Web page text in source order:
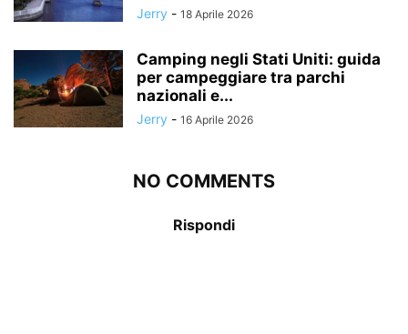
Jerry - 18 Aprile 2026
Camping negli Stati Uniti: guida
per campeggiare tra parchi
nazionali e...
Jerry - 16 Aprile 2026
NO COMMENTS
Rispondi